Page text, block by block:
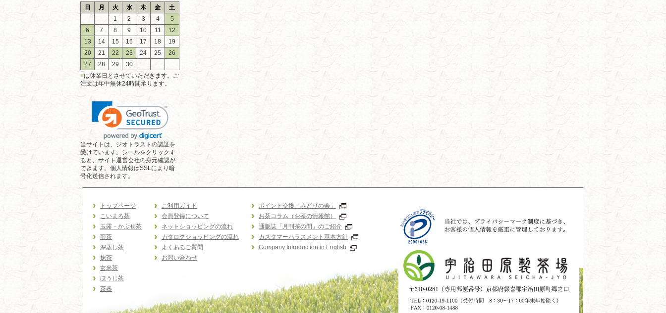
日
月 火 水 木 金
土
1
2 3 4
5
6
7 8 9 10 11
12
13
14 15 16 17 18
19
20
21 22 23 24 25
26
27
28 29
30
■は休業日とさせていただきます。ご
注文は年中無休24時間承ります。
当サイトは、ジオトラストの認証を
受けています。シールをクリックす
ると、サイト運営会社の身元確認が
できます。個人情報はSSLにより暗
号化送信されます。
トップページ
こいまろ茶
玉露・かぶせ茶
煎茶
深蒸し茶
抹茶
玄米茶
ほうじ茶
茶器
ご利用ガイド
会員登録について
ネットショッピングの流れ
カタログショッピングの流れ
よくあるご質問
お問い合わせ
ポイント交換「みどりの会」
お茶コラム（お茶の情報館）
通販誌「月刊茶の間」のご紹介
カスタマーハラスメント基本方針
Company Introduction in English